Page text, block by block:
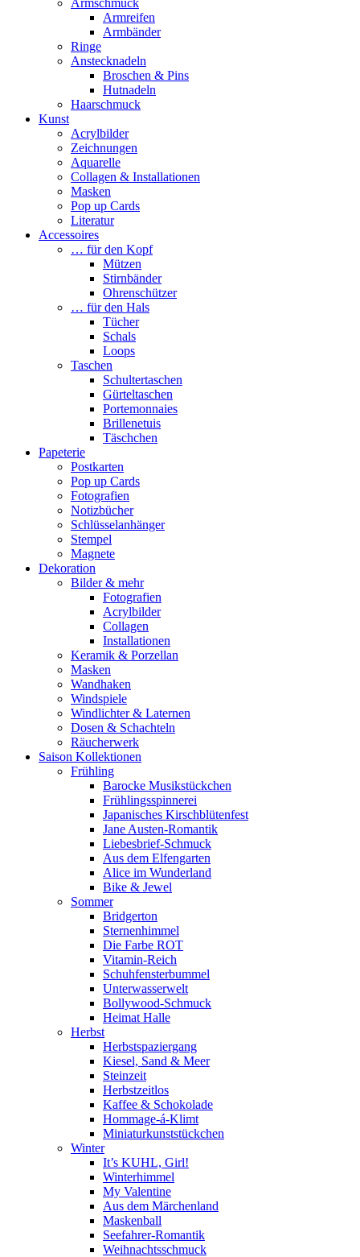
Armschmuck
Armreifen
Armbänder
Ringe
Anstecknadeln
Broschen & Pins
Hutnadeln
Haarschmuck
Kunst
Acrylbilder
Zeichnungen
Aquarelle
Collagen & Installationen
Masken
Pop up Cards
Literatur
Accessoires
… für den Kopf
Mützen
Stirnbänder
Ohrenschützer
… für den Hals
Tücher
Schals
Loops
Taschen
Schultertaschen
Gürteltaschen
Portemonnaies
Brillenetuis
Täschchen
Papeterie
Postkarten
Pop up Cards
Fotografien
Notizbücher
Schlüsselanhänger
Stempel
Magnete
Dekoration
Bilder & mehr
Fotografien
Acrylbilder
Collagen
Installationen
Keramik & Porzellan
Masken
Wandhaken
Windspiele
Windlichter & Laternen
Dosen & Schachteln
Räucherwerk
Saison Kollektionen
Frühling
Barocke Musikstückchen
Frühlingsspinnerei
Japanisches Kirschblütenfest
Jane Austen-Romantik
Liebesbrief-Schmuck
Aus dem Elfengarten
Alice im Wunderland
Bike & Jewel
Sommer
Bridgerton
Sternenhimmel
Die Farbe ROT
Vitamin-Reich
Schuhfensterbummel
Unterwasserwelt
Bollywood-Schmuck
Heimat Halle
Herbst
Herbstspaziergang
Kiesel, Sand & Meer
Steinzeit
Herbstzeitlos
Kaffee & Schokolade
Hommage-á-Klimt
Miniaturkunststückchen
Winter
It’s KUHL, Girl!
Winterhimmel
My Valentine
Aus dem Märchenland
Maskenball
Seefahrer-Romantik
Weihnachtsschmuck